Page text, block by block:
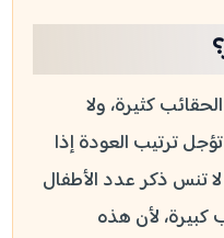
كثيرة، ولا
ترتيب العودة إذا
تنس ذكر عدد الأطفال
لأن هذه